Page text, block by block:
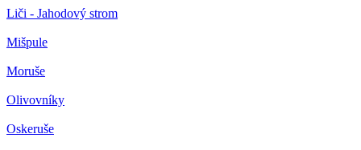
Liči - Jahodový strom
Mišpule
Moruše
Olivovníky
Oskeruše